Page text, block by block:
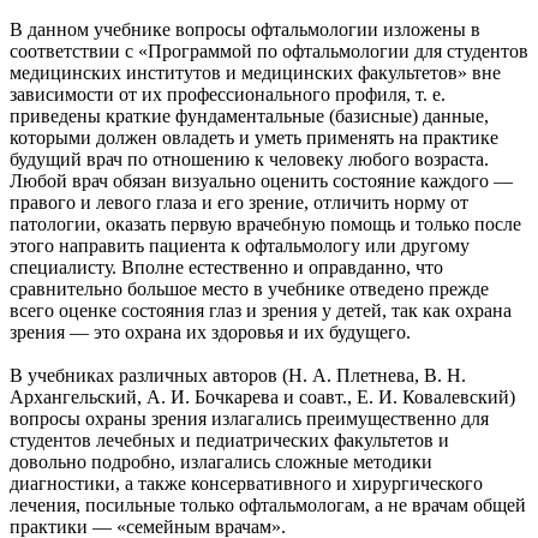
В данном учебнике вопросы офтальмологии изложены в
соответствии с «Программой по офтальмологии для студентов
медицинских институтов и медицинских факультетов» вне
зависимости от их профессионального профиля, т. е.
приведены краткие фундаментальные (базисные) данные,
которыми должен овладеть и уметь применять на практике
будущий врач по отношению к человеку любого возраста.
Любой врач обязан визуально оценить состояние каждого —
правого и левого глаза и его зрение, отличить норму от
патологии, оказать первую врачебную помощь и только после
этого направить пациента к офтальмологу или другому
специалисту. Вполне естественно и оправданно, что
сравнительно большое место в учебнике отведено прежде
всего оценке состояния глаз и зрения у детей, так как охрана
зрения — это охрана их здоровья и их будущего.
В учебниках различных авторов (Н. А. Плетнева, В. Н.
Архангельский, А. И. Бочкарева и соавт., Е. И. Ковалевский)
вопросы охраны зрения излагались преимущественно для
студентов лечебных и педиатрических факультетов и
довольно подробно, излагались сложные методики
диагностики, а также консервативного и хирургического
лечения, посильные только офтальмологам, а не врачам общей
практики — «семейным врачам».